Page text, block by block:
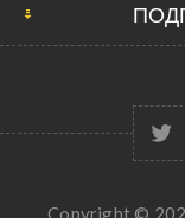
Copyright ©